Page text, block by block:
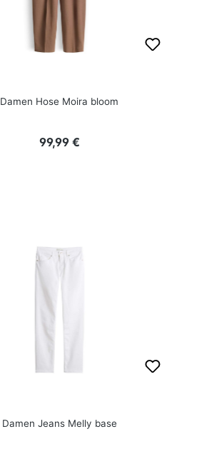
Damen Hose Moira bloom
Regulärer Preis:
99,99 €
Damen Jeans Melly base